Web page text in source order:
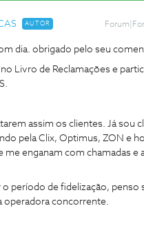
AUTOR
dia. obrigado pelo seu
Livro de Reclamações e
assim os clientes. Já sou
pela Clix, Optimus, ZON e
me enganam com chamadas e
período de fidelização, penso
operadora concorrente.